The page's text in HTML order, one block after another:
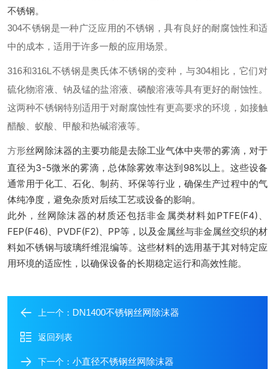
不锈钢。
304不锈钢是一种广泛应用的不锈钢，具有良好的耐腐蚀性和适
中的成本，适用于许多一般的应用场景。
316和316L不锈钢是奥氏体不锈钢的变种，与304相比，它们对
硫化物溶液、钠及锰的盐溶液、磷酸溶液等具有更好的耐蚀性。
这两种不锈钢特别适用于对耐腐蚀性有更高要求的环境，如接触
醋酸、蚁酸、甲酸和热碱溶液等。
方形丝网除沫器的主要功能是去除工业气体中夹带的雾滴，对于
直径为3-5微米的雾滴，总体除雾效率达到98%以上。这些设备
通常用于化工、石化、制药、环保等行业，确保生产过程中的气
体纯净度，避免杂质对后续工艺或设备的影响。
此外，丝网除沫器的材质还包括非金属类材料如PTFE(F4)、
FEP(F46)、PVDF(F2)、PP等，以及金属丝与非金属丝交织的材
料如不锈钢与玻璃纤维混编等。这些材料的选用基于其对特定应
用环境的适应性，以确保设备的长期稳定运行和高效性能。
上一个： DN1400不锈钢丝网除沫器
返回列表
下一个： 小直径不锈钢丝网除沫器